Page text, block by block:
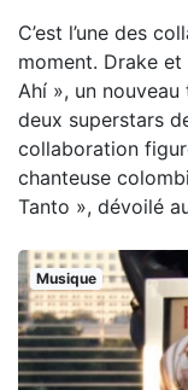
C’est l’une des
moment. Drake et
Ahí », un
deux superstars
collaboration
chanteuse
Tanto », dévoilé
Musique